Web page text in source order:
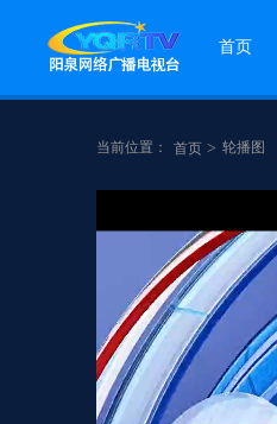
首页
当前位置： 首页 > 轮播图